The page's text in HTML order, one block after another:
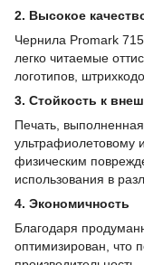
2. Высокое
Чернила Promark
легко читаемые
логотипов,
3. Стойкость к
Печать,
ультрафиолетовому
физическим
использования в
4. Экономичность
Благодаря
оптимизирован, что